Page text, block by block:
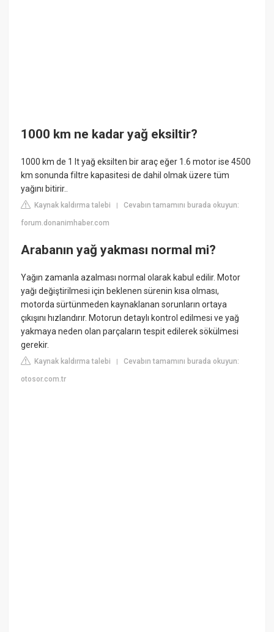
1000 km ne kadar yağ eksiltir?
1000 km de 1 lt yağ eksilten bir araç eğer 1.6 motor ise 4500
km sonunda filtre kapasitesi de dahil olmak üzere tüm
yağını bitirir..
Kaynak kaldırma talebi |Cevabın tamamını burada okuyun:
forum.donanimhaber.com
Arabanın yağ yakması normal mi?
Yağın zamanla azalması normal olarak kabul edilir. Motor
yağı değiştirilmesi için beklenen sürenin kısa olması,
motorda sürtünmeden kaynaklanan sorunların ortaya
çıkışını hızlandırır. Motorun detaylı kontrol edilmesi ve yağ
yakmaya neden olan parçaların tespit edilerek sökülmesi
gerekir.
Kaynak kaldırma talebi |Cevabın tamamını burada okuyun:
otosor.com.tr